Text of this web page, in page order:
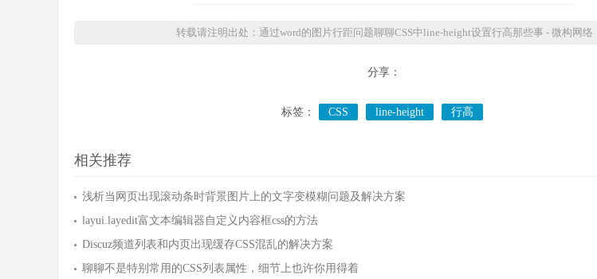
转载请注明出处：通过word的图片行距问题聊聊CSS中line-height设置行高那些事 - 微构网络
分享：
标签： CSS line-height 行高
相关推荐
浅析当网页出现滚动条时背景图片上的文字变模糊问题及解决方案
layui.layedit富文本编辑器自定义内容框css的方法
Discuz频道列表和内页出现缓存CSS混乱的解决方案
聊聊不是特别常用的CSS列表属性，细节上也许你用得着